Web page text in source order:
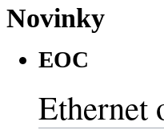
Novinky
EOC
Ethernet